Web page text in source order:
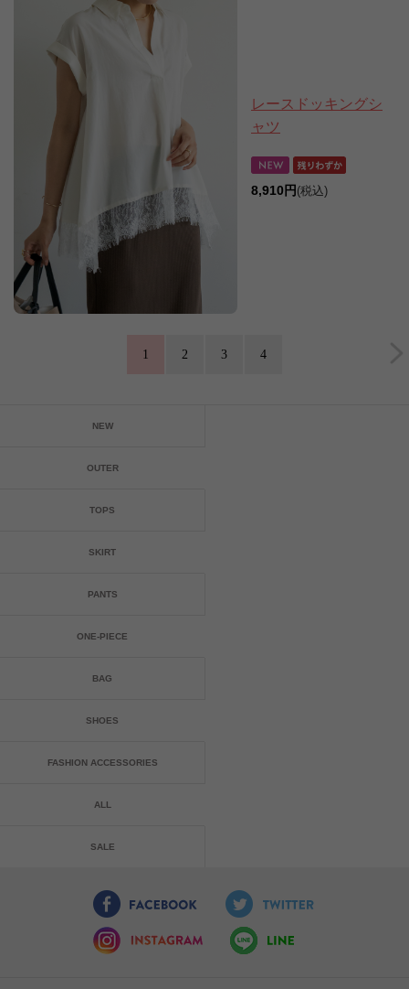
レースドッキングシ
ャツ
8,910円 (税込)
1 2 3 4
NEW
OUTER
TOPS
SKIRT
PANTS
ONE-PIECE
BAG
SHOES
FASHION ACCESSORIES
ALL
SALE